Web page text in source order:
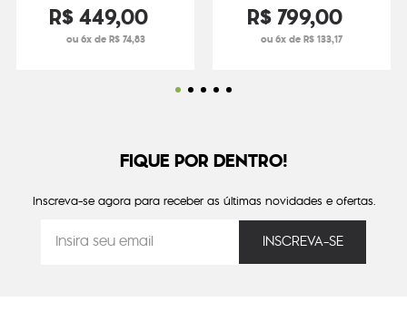
R$449,00
ou 6x de R$ 74,83
R$799,00
ou 6x de R$ 133,17
FIQUE POR DENTRO!
Inscreva-se agora para receber as últimas novidades e ofertas.